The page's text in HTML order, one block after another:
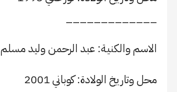
الاسم والكنية: عبد الرحمن وليد مسلم
محل وتاريخ الولادة: كوباني 2001